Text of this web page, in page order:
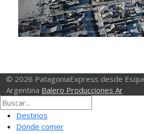
© 2026 PatagoniaExpress desde
Argentina Balero Producciones Ar
Destinos
Dónde comer